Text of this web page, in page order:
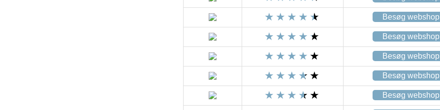
Besøg webshop
Besøg webshop
Besøg webshop
Besøg webshop
Besøg webshop